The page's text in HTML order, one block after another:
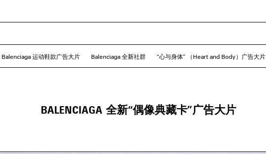
Balenciaga 运动鞋款广告大片 Balenciaga 全新社群 “心与身体” （Heart and Body）广告大片
BALENCIAGA 全新“偶像典藏卡”广告大片